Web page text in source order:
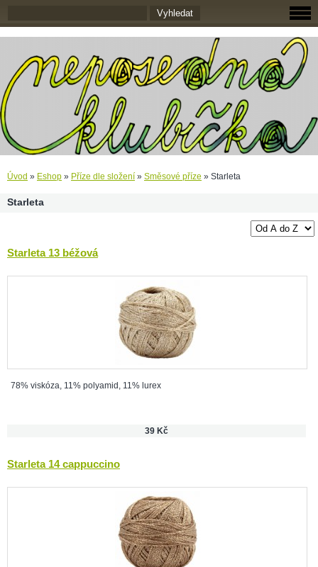
Úvod » Eshop » Příze dle složení » Směsové příze » Starleta
Starleta
Starleta 13 béžová
78% viskóza, 11% polyamid, 11% lurex
39 Kč
Starleta 14 cappuccino